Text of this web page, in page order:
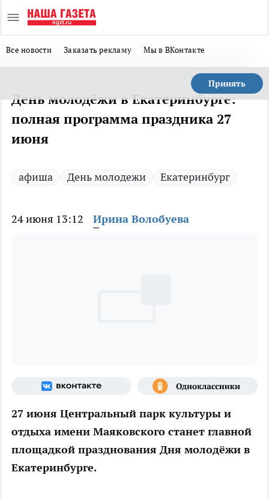
Все новости Заказать рекламу Мы в ВКонтакте
Принять
День молодёжи в Екатеринбурге:
полная программа праздника 27
июня
афиша День молодежи Екатеринбург
24 июня 13:12 Ирина Волобуева
27 июня Центральный парк культуры и
отдыха имени Маяковского станет главной
площадкой празднования Дня молодёжи в
Екатеринбурге.